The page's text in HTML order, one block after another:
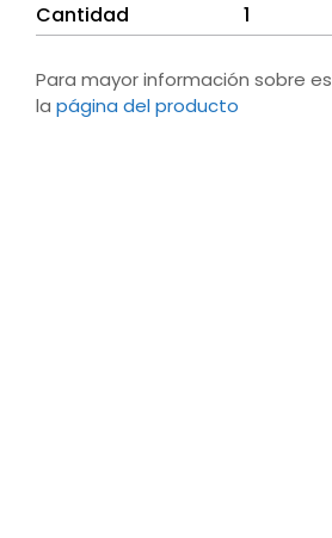
Cantidad
1
Para mayor información sobre
la página del producto